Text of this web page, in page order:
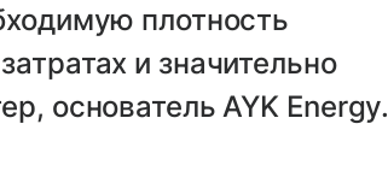
плотность
и значительно
основатель AYK Energy.